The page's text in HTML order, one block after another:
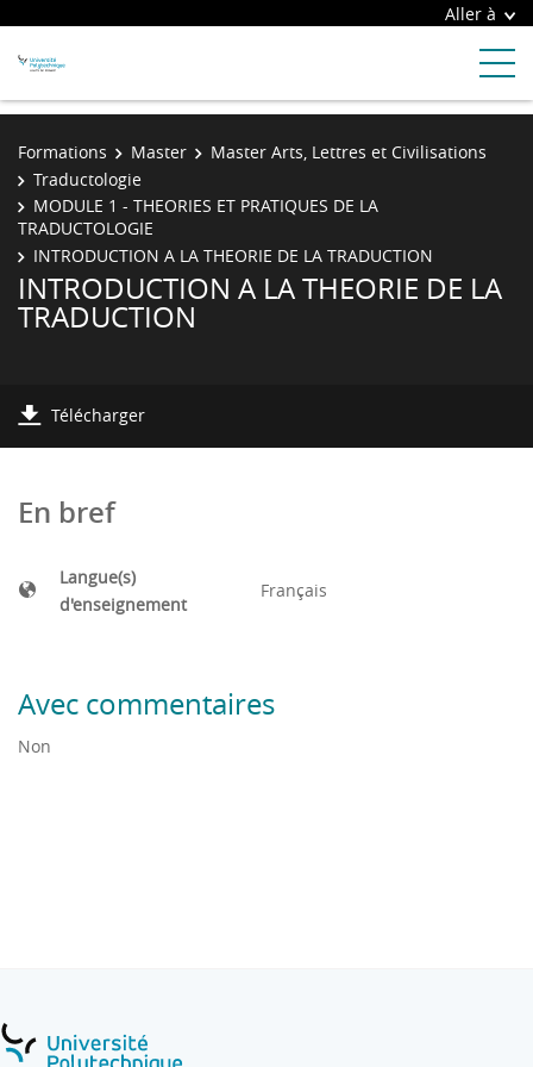
Aller à
Formations Master
Master Arts, Lettres et Civilisations
Traductologie
MODULE 1 - THEORIES ET PRATIQUES DE LA
TRADUCTOLOGIE
INTRODUCTION A LA THEORIE DE LA TRADUCTION
INTRODUCTION A LA THEORIE DE LA
TRADUCTION
Télécharger
En bref
Langue(s)
d'enseignement
Français
Avec commentaires
Non